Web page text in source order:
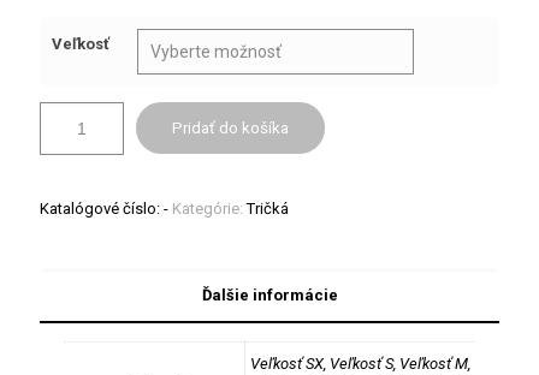
Veľkosť
Pridať do košíka
Katalógové číslo: - Kategórie:Tričká
Ďalšie informácie
Veľkosť SX, Veľkosť S, Veľkosť M,